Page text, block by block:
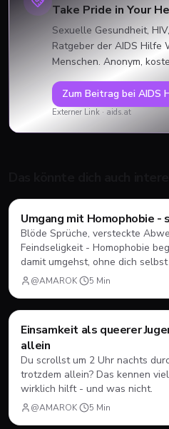
Take Pride in Your
Sexuelle Gesundheit,
Ratgeber der AIDS Hilfe
Menschen. Anonym,
Zum Beitrag bei AIDS
Externer Link · aids.at
Mental Health
Umgang mit Homophobie -
Blöde Sprüche, versteckte
Feindseligkeit - Homophobie
damit umgehst, ohne dich
@AMAROK· 5 Min
Mental Health
Einsamkeit als queerer
allein
Du scrollst um 2 Uhr nachts
trotzdem allein? Das kennen
wirklich hilft - und was nicht.
@AMAROK· 5 Min